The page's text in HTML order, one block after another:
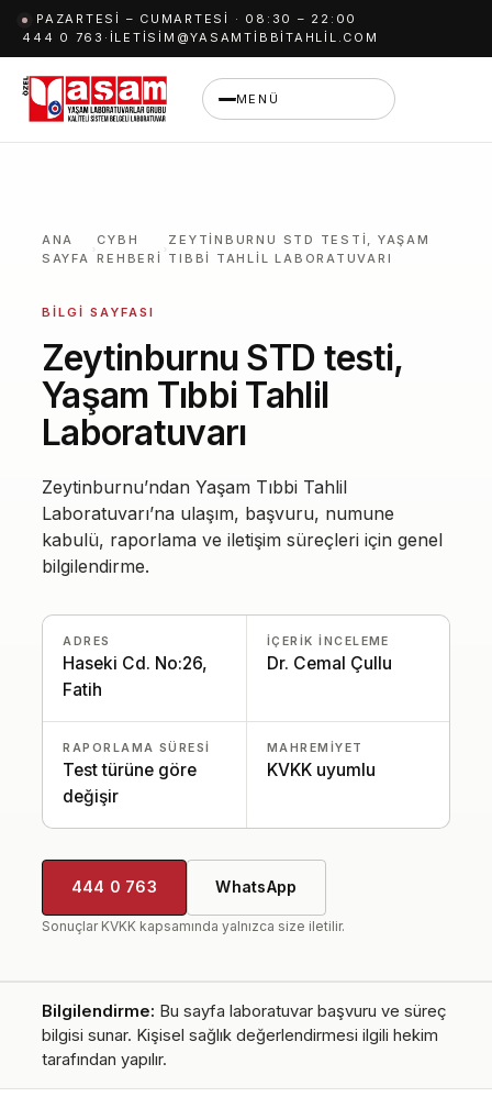
İçeriğe
geç
PAZARTESI – CUMARTESI · 08:30 – 22:00
444 0 763 · ILETISIM@YASAMTIBBITAHLIL.COM
MENÜ
ANA
SAYFA
CYBH
REHBERI
ZEYTINBURNU STD TESTI, YAŞAM
TIBBI TAHLIL LABORATUVARI
BILGI SAYFASI
Zeytinburnu STD testi,
Yaşam Tıbbi Tahlil
Laboratuvarı
Zeytinburnu’ndan Yaşam Tıbbi Tahlil
Laboratuvarı’na ulaşım, başvuru, numune
kabulü, raporlama ve iletişim süreçleri için genel
bilgilendirme.
ADRES
Haseki Cd. No:26,
Fatih
İÇERIK INCELEME
Dr. Cemal Çullu
RAPORLAMA SÜRESI
Test türüne göre
değişir
MAHREMIYET
KVKK uyumlu
444 0 763 WhatsApp
Sonuçlar KVKK kapsamında yalnızca size iletilir.
Bilgilendirme: Bu sayfa laboratuvar başvuru ve süreç
bilgisi sunar. Kişisel sağlık değerlendirmesi ilgili hekim
tarafından yapılır.